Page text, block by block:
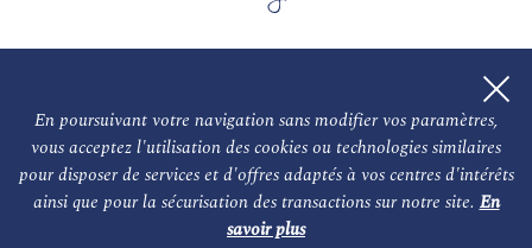
En poursuivant votre navigation sans modifier vos paramètres,
vous acceptez l'utilisation des cookies ou technologies similaires
pour disposer de services et d'offres adaptés à vos centres d'intérêts
ainsi que pour la sécurisation des transactions sur notre site.En
savoir plus
L'association NOS PARTENAIRES
Le conseil scientifique et nos experts Les auteurs